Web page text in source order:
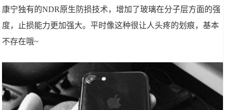
康宁独有的NDR原生防损技术，增加了玻璃在分子层方面的强
度，止损能力更加强大。平时像这种很让人头疼的划痕，基本
不存在哦~